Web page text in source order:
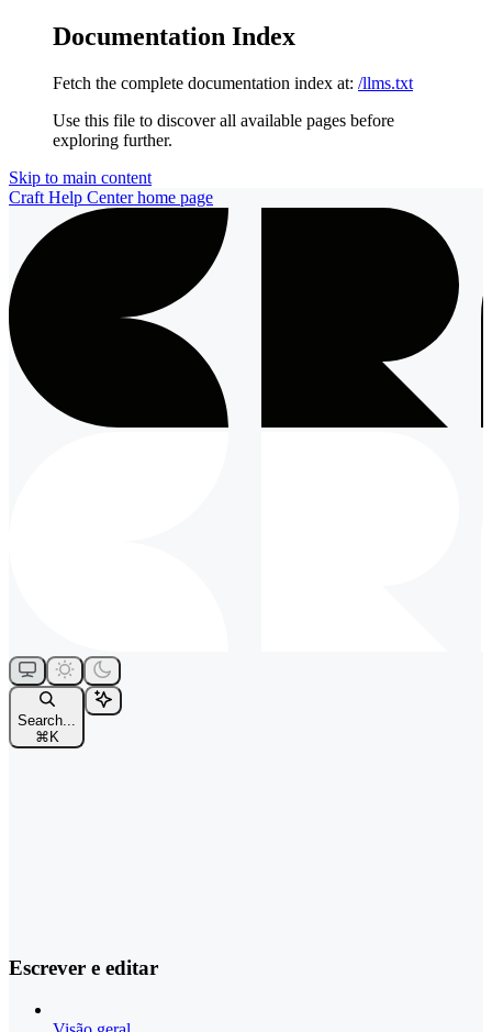
Documentation Index
Fetch the complete documentation index at: /llms.txt
Use this file to discover all available pages before
exploring further.
Skip to main content
Craft Help Centerhome page
Search...
⌘ K
Escrever e editar